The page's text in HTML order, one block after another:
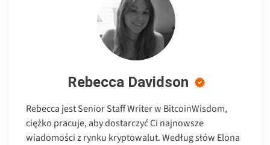
Rebecca Davidson
Rebecca jest Senior Staff Writer w BitcoinWisdom,
ciężko pracuje, aby dostarczyć Ci najnowsze
wiadomości z rynku kryptowalut. Według słów Elona